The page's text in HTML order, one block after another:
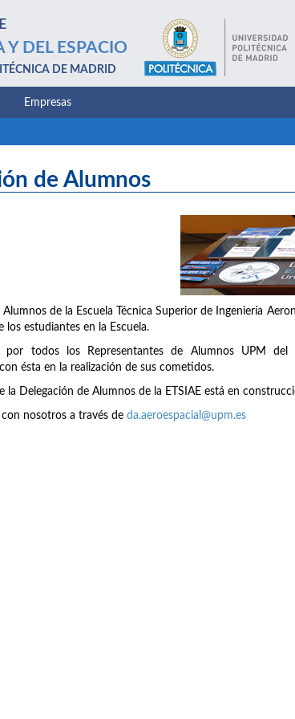
Y DEL ESPACIO
DE MADRID
Empresas
de Alumnos
Alumnos de la Escuela Técnica Superior de Ingeniería
los estudiantes en la Escuela.
por todos los Representantes de Alumnos UPM
ésta en la realización de sus cometidos.
la Delegación de Alumnos de la ETSIAE está en
nosotros a través de da.aeroespacial@upm.es